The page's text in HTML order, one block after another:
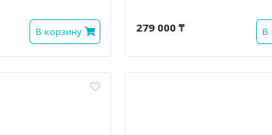
В корзину 279 000 ₸ В